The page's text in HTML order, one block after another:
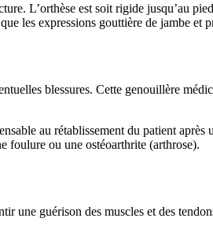
L’orthèse est soit rigide jusqu’au
les expressions gouttière de jambe
blessures. Cette genouillère
au rétablissement du patient
foulure ou une ostéoarthrite (arthrose).
une guérison des muscles et des